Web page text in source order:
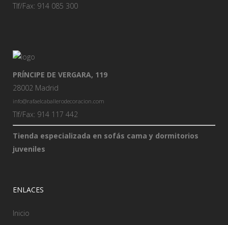
Tlf/Fax: 914 085 300
PRÍNCIPE DE VERGARA, 119
28002 Madrid
info@rafaelcaballerodecoracion.com
Tlf/Fax: 914 117 442
Tienda especializada en sofás cama y dormitorios
juveniles
ENLACES
Inicio